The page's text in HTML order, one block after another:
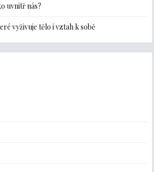
uvnitř nás?
vyživuje tělo i vztah k sobě